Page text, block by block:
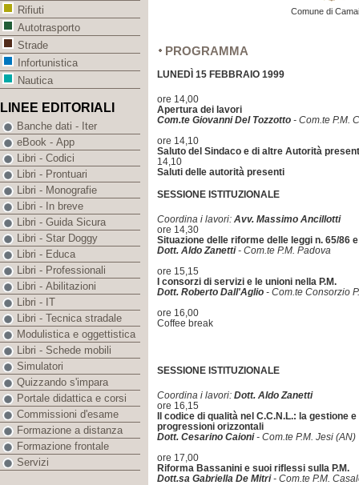
Comune di
PROGRAMMA
LUNEDÌ 15 FEBBRAIO 1999
ore 14,00
Apertura dei lavori
Com.te Giovanni Del Tozzotto - Com.te P.M.
ore 14,10
Saluto del Sindaco e di altre Autorità
14,10
Saluti delle autorità presenti
SESSIONE ISTITUZIONALE
Coordina i lavori: Avv. Massimo Ancillotti
ore 14,30
Situazione delle riforme delle leggi n. 65/86
Dott. Aldo Zanetti- Com.te P.M. Padova
ore 15,15
I consorzi di servizi e le unioni nella P.M.
Dott. Roberto Dall'Aglio - Com.te Consorzio
ore 16,00
Coffee break
SESSIONE ISTITUZIONALE
Coordina i lavori: Dott. Aldo Zanetti
ore 16,15
Il codice di qualità nel C.C.N.L.: la gestione
progressioni orizzontali
Dott. Cesarino Caioni- Com.te P.M. Jesi (AN)
ore 17,00
Riforma Bassanini e suoi riflessi sulla P.M.
Dott.sa Gabriella De Mitri- Com.te P.M.
Rifiuti
Autotrasporto
Strade
Infortunistica
Nautica
LINEE EDITORIALI
Banche dati - Iter
eBook - App
Libri - Codici
Libri - Prontuari
Libri - Monografie
Libri - In breve
Libri - Guida Sicura
Libri - Star Doggy
Libri - Educa
Libri - Professionali
Libri - Abilitazioni
Libri - IT
Libri - Tecnica stradale
Modulistica e oggettistica
Libri - Schede mobili
Simulatori
Quizzando s'impara
Portale didattica e corsi
Commissioni d'esame
Formazione a distanza
Formazione frontale
Servizi